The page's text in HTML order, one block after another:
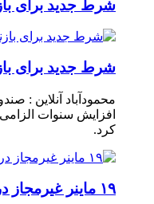
شرط جدید برای
شرط جدید برای
محمودآباد آنلاین :
افزایش سنوات
کرد.
۱۹ ماینر غیرمجاز در مازندران از مدار خارج شد